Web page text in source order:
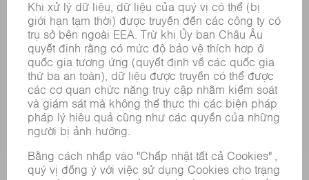
MÁY CÔNG CỤ
NHÀ MÁY THÔNG MINH
PHẦN MỀM
CÁC LOẠI HÌNH DỊCH VỤ
CÁC ỨNG DỤNG
CÁC LĨNH VỰC
DOANH NGHIỆP
SỰ NGHIỆP
VỊ TRÍ TUYỂN DỤNG
HỒ SƠ NĂNG LỰC CỦA TẬP ĐOÀN
BÁO CÁO THƯỜNG NIÊN
NGUYÊN TẮC DOANH NGHIỆP